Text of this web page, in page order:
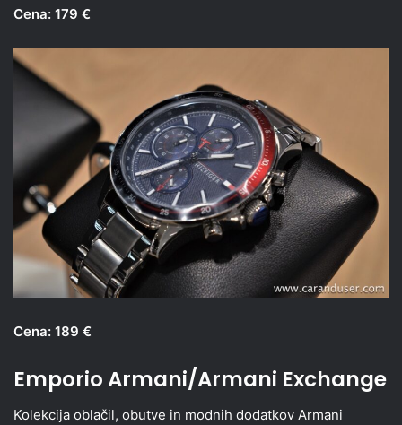
Cena: 179 €
Cena: 189 €
Emporio Armani/Armani Exchange
Kolekcija oblačil, obutve in modnih dodatkov Armani